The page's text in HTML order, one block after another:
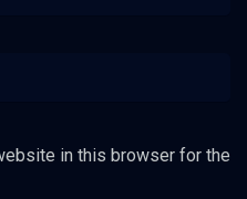
in this browser for the